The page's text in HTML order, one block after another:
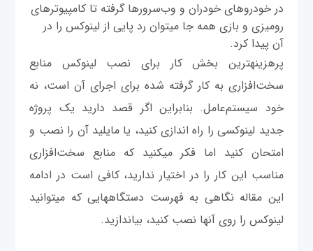
در خودروهای خودران و وب‌سرورها گرفته تا کامپیوترهای
روميزی و بازی همه جا می‎توان رد پایی از لینوکس را در
آن پیدا کرد.
پرهزینه‎ترین بخش کار برای نصب لینوکس منابع
سخت‌افزاری به کار گرفته شده برای اجرای آن است، نه
خود سیستم‌عامل. بنابراین اگر قصد دارید یک پروژه
جدید لینوکسی را راه اندازی كنيد، یا مایلید آن را نصب و
امتحان کنید اما فکر می‎کنید که منابع سخت‌افزاری
مناسب این کار را در اختیار ندارید، کافی است در ادامه
این مقاله نگاهی به فهرست دستگاه‎هایی که می‎توانید
لینوکس را روی آنها نصب کنید، بیاندازید.